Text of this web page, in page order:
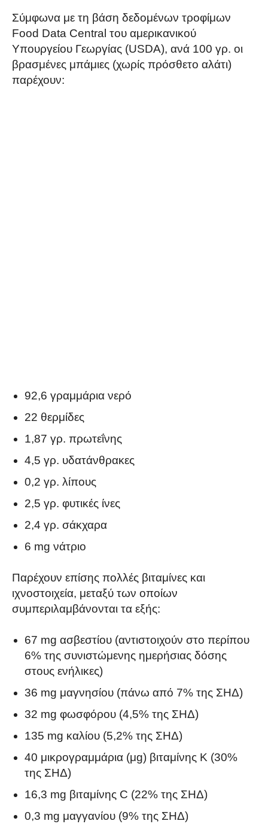
Σύμφωνα με τη βάση δεδομένων τροφίμων
Food Data Central του αμερικανικού
Υπουργείου Γεωργίας (USDA), ανά 100 γρ. οι
βρασμένες μπάμιες (χωρίς πρόσθετο αλάτι)
παρέχουν:
92,6 γραμμάρια νερό
22 θερμίδες
1,87 γρ. πρωτεΐνης
4,5 γρ. υδατάνθρακες
0,2 γρ. λίπους
2,5 γρ. φυτικές ίνες
2,4 γρ. σάκχαρα
6 mg νάτριο
Παρέχουν επίσης πολλές βιταμίνες και
ιχνοστοιχεία, μεταξύ των οποίων
συμπεριλαμβάνονται τα εξής:
67 mg ασβεστίου (αντιστοιχούν στο περίπου
6% της συνιστώμενης ημερήσιας δόσης
στους ενήλικες)
36 mg μαγνησίου (πάνω από 7% της ΣΗΔ)
32 mg φωσφόρου (4,5% της ΣΗΔ)
135 mg καλίου (5,2% της ΣΗΔ)
40 μικρογραμμάρια (μg) βιταμίνης Κ (30%
της ΣΗΔ)
16,3 mg βιταμίνης C (22% της ΣΗΔ)
0,3 mg μαγγανίου (9% της ΣΗΔ)